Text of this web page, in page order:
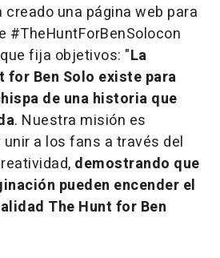
creado una página web para
#TheHuntForBenSolocon
fija objetivos: "La
for Ben Solo existe para
de una historia que
. Nuestra misión es
a los fans a través del
demostrando que
pueden encender el
The Hunt for Ben